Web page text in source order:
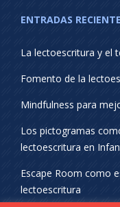
ENTRADAS
La lectoescritura y el
Fomento de la
Mindfulness para
Los pictogramas
lectoescritura en
Escape Room como
lectoescritura